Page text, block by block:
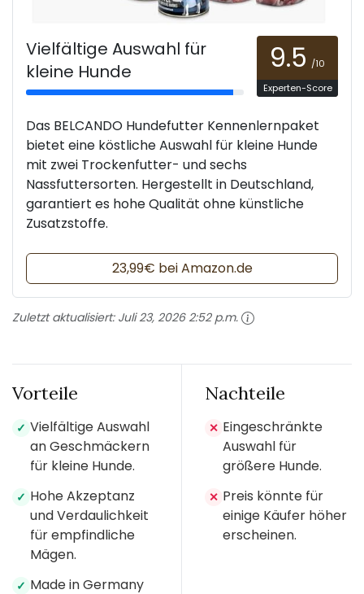
Vielfältige Auswahl für
kleine Hunde
9.5 /10
Experten-Score
Das BELCANDO Hundefutter Kennenlernpaket
bietet eine köstliche Auswahl für kleine Hunde
mit zwei Trockenfutter- und sechs
Nassfuttersorten. Hergestellt in Deutschland,
garantiert es hohe Qualität ohne künstliche
Zusatzstoffe.
23,99€ bei Amazon.de
Zuletzt aktualisiert: Juli 23, 2026 2:52 p.m.
Vorteile
✓ Vielfältige Auswahl
an Geschmäckern
für kleine Hunde.
✓ Hohe Akzeptanz
und Verdaulichkeit
für empfindliche
Mägen.
✓ Made in Germany
Nachteile
✕ Eingeschränkte
Auswahl für
größere Hunde.
✕ Preis könnte für
einige Käufer höher
erscheinen.